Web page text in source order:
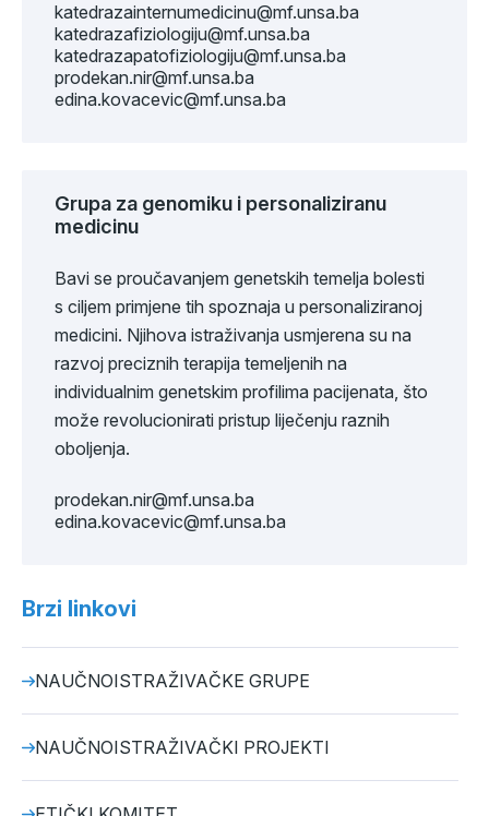
katedrazainternumedicinu@mf.unsa.ba
katedrazafiziologiju@mf.unsa.ba
katedrazapatofiziologiju@mf.unsa.ba
prodekan.nir@mf.unsa.ba
edina.kovacevic@mf.unsa.ba
Grupa za genomiku i personaliziranu
medicinu
Bavi se proučavanjem genetskih temelja bolesti
s ciljem primjene tih spoznaja u personaliziranoj
medicini. Njihova istraživanja usmjerena su na
razvoj preciznih terapija temeljenih na
individualnim genetskim profilima pacijenata, što
može revolucionirati pristup liječenju raznih
oboljenja.
prodekan.nir@mf.unsa.ba
edina.kovacevic@mf.unsa.ba
Brzi linkovi
NAUČNOISTRAŽIVAČKE GRUPE
NAUČNOISTRAŽIVAČKI PROJEKTI